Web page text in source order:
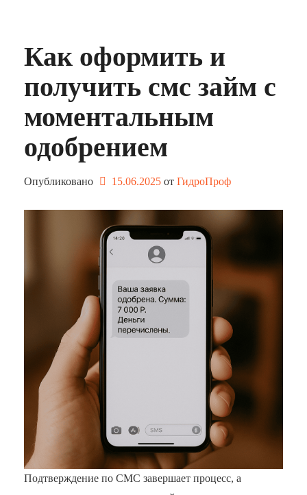
Как оформить и
получить смс займ с
моментальным
одобрением
Опубликовано 15.06.2025 от ГидроПроф
Подтверждение по СМС завершает процесс, а